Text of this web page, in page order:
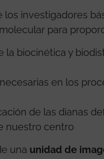
investigadores
para
la biocinética y
en los
de las dianas
nuestro centro
una unidad de